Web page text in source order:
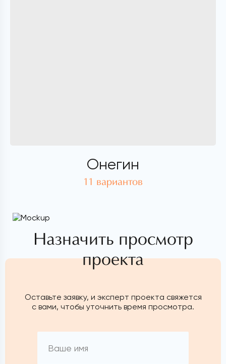
Онегин
11 вариантов
Назначить просмотр
проекта
Оставьте заявку, и эксперт проекта свяжется
с вами, чтобы уточнить время просмотра.